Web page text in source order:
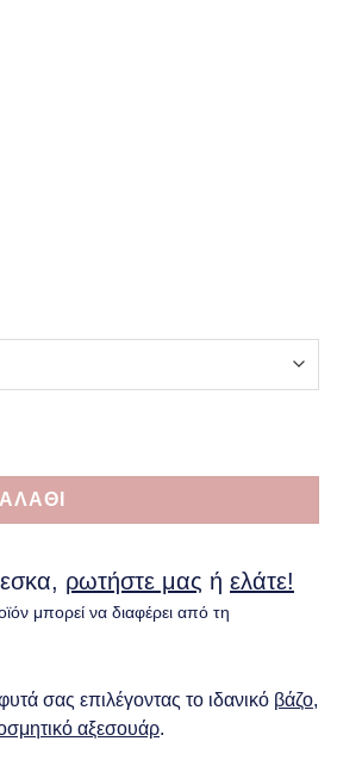
ρωτήστε μας ή ελάτε!
μπορεί να διαφέρει από τη
σας επιλέγοντας το ιδανικό βάζο,
αξεσουάρ.